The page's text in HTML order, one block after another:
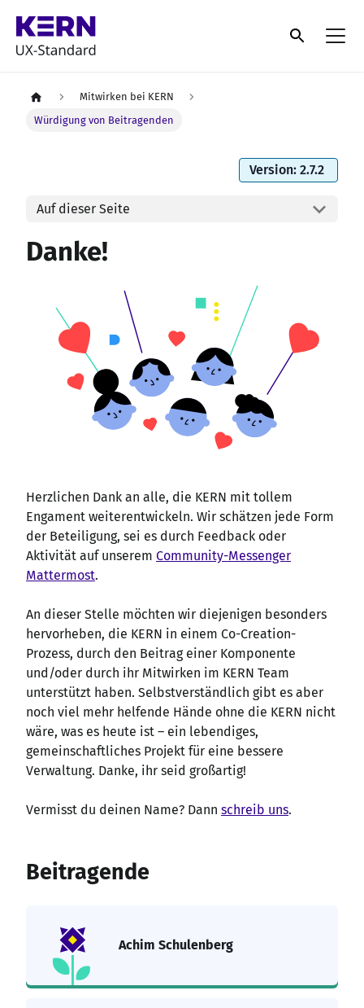
Mitwirken bei KERN
Würdigung von Beitragenden
Version: 2.7.2
Auf dieser Seite
Danke!
Herzlichen Dank an alle, die KERN mit tollem
Engament weiterentwickeln. Wir schätzen jede Form
der Beteiligung, sei es durch Feedback oder
Aktivität auf unserem Community-Messenger
Mattermost.
An dieser Stelle möchten wir diejenigen besonders
hervorheben, die KERN in einem Co-Creation-
Prozess, durch den Beitrag einer Komponente
und/oder durch ihr Mitwirken im KERN Team
unterstützt haben. Selbstverständlich gibt es aber
noch viel mehr helfende Hände ohne die KERN nicht
wäre, was es heute ist – ein lebendiges,
gemeinschaftliches Projekt für eine bessere
Verwaltung. Danke, ihr seid großartig!
Vermisst du deinen Name? Dann schreib uns.
Beitragende
Achim Schulenberg